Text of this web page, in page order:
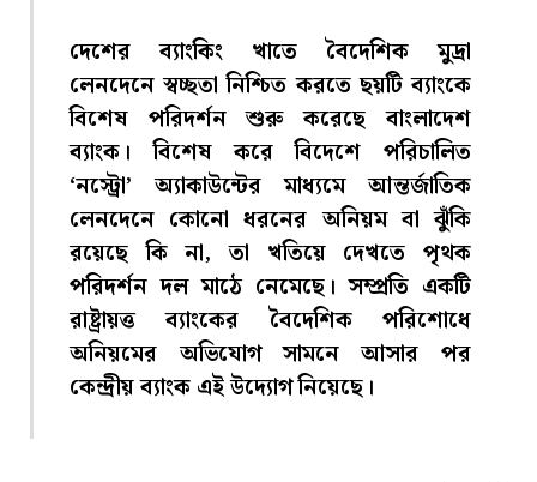
দেশের ব্যাংকিং খাতে বৈদেশিক মুদ্রা
লেনদেনে স্বচ্ছতা নিশ্চিত করতে ছয়টি ব্যাংকে
বিশেষ পরিদর্শন শুরু করেছে বাংলাদেশ
ব্যাংক। বিশেষ করে বিদেশে পরিচালিত
‘নস্ট্রো’ অ্যাকাউন্টের মাধ্যমে আন্তর্জাতিক
লেনদেনে কোনো ধরনের অনিয়ম বা ঝুঁকি
রয়েছে কি না, তা খতিয়ে দেখতে পৃথক
পরিদর্শন দল মাঠে নেমেছে। সম্প্রতি একটি
রাষ্ট্রায়ত্ত ব্যাংকের বৈদেশিক পরিশোধে
অনিয়মের অভিযোগ সামনে আসার পর
কেন্দ্রীয় ব্যাংক এই উদ্যোগ নিয়েছে।